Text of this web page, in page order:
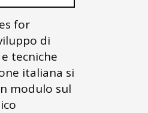
for
di
tecniche
italiana si
modulo sul